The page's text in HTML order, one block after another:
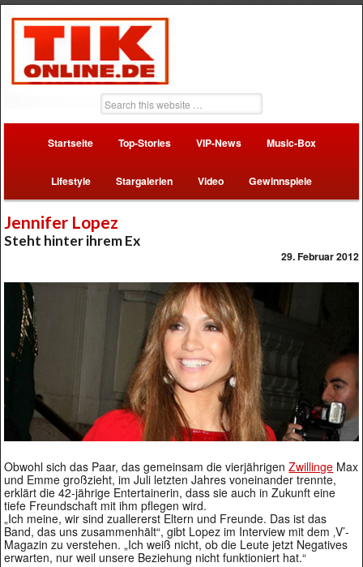
Startseite Top-Stories VIP-News Music-Box
Lifestyle Stargalerien Video Gewinnspiele
Jennifer Lopez
Steht hinter ihrem Ex
29. Februar 2012
Obwohl sich das Paar, das gemeinsam die vierjährigenZwillinge Max
und Emme großzieht, im Juli letzten Jahres voneinander trennte,
erklärt die 42-jährige Entertainerin, dass sie auch in Zukunft eine
tiefe Freundschaft mit ihm pflegen wird.
„Ich meine, wir sind zuallererst Eltern und Freunde. Das ist das
Band, das uns zusammenhält“, gibt Lopez im Interview mit dem ‚V’-
Magazin zu verstehen. „Ich weiß nicht, ob die Leute jetzt Negatives
erwarten, nur weil unsere Beziehung nicht funktioniert hat.“